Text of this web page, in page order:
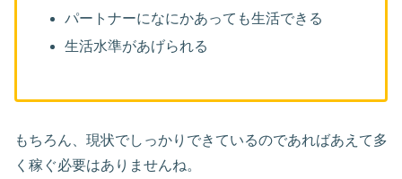
パートナーになにかあっても生活できる
生活水準があげられる
もちろん、現状でしっかりできているのであればあえて多
く稼ぐ必要はありませんね。